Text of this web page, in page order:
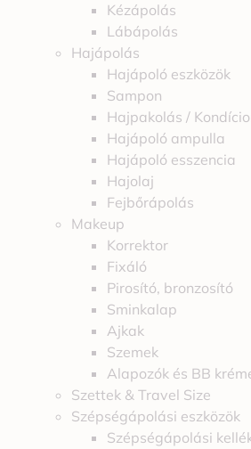
Kézápolás
Lábápolás
Hajápolás
Hajápoló eszközök
Sampon
Hajpakolás /
Hajápoló ampulla
Hajápoló esszencia
Hajolaj
Fejbőrápolás
Makeup
Korrektor
Fixáló
Pirosító, bronzosító
Sminkalap
Ajkak
Szemek
Alapozók és BB
Szettek & Travel Size
Szépségápolási eszközök
Szépségápolási